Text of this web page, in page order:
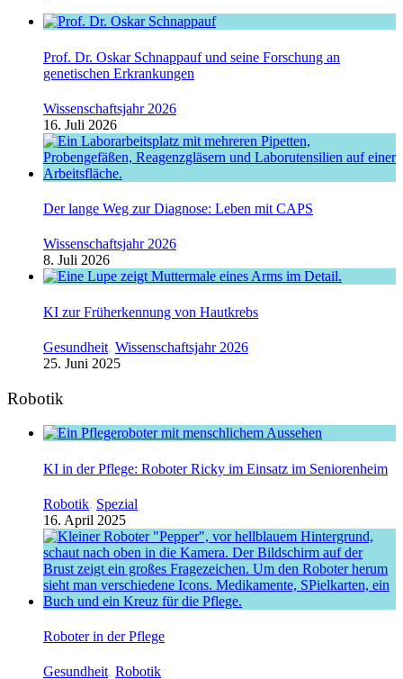
Prof. Dr. Oskar Schnappauf und seine Forschung an
genetischen Erkrankungen
Wissenschaftsjahr 2026
16. Juli 2026
Der lange Weg zur Diagnose: Leben mit CAPS
Wissenschaftsjahr 2026
8. Juli 2026
KI zur Früherkennung von Hautkrebs
Gesundheit, Wissenschaftsjahr 2026
25. Juni 2025
Robotik
KI in der Pflege: Roboter Ricky im Einsatz im Seniorenheim
Robotik, Spezial
16. April 2025
Roboter in der Pflege
Gesundheit, Robotik